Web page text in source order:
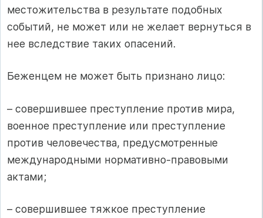
местожительства в результате подобных
событий, не может или не желает вернуться в
нее вследствие таких опасений.
Беженцем не может быть признано лицо:
– совершившее преступление против мира,
военное преступление или преступление
против человечества, предусмотренные
международными нормативно-правовыми
актами;
– совершившее тяжкое преступление